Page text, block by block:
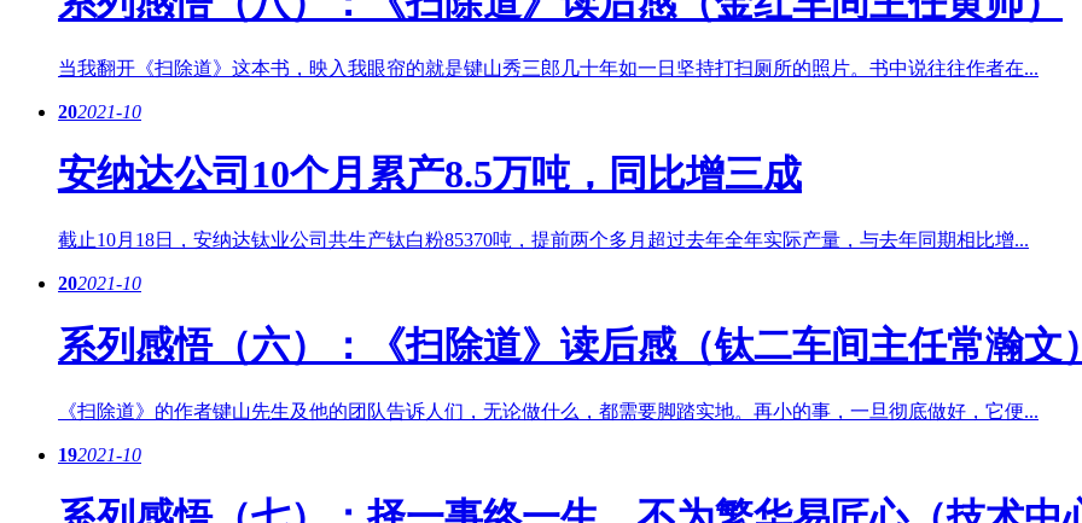
当我翻开《扫除道》这本书，映入我眼帘的就是键山秀三郎几十年如一日坚持打扫厕所的照片。书中说往往作者在...
202021-10
安纳达公司10个月累产8.5万吨，同比增三成
截止10月18日，安纳达钛业公司共生产钛白粉85370吨，提前两个多月超过去年全年实际产量，与去年同期相比增...
202021-10
系列感悟（六）：《扫除道》读后感（钛二车间主任常瀚文）
《扫除道》的作者键山先生及他的团队告诉人们，无论做什么，都需要脚踏实地。再小的事，一旦彻底做好，它便...
192021-10